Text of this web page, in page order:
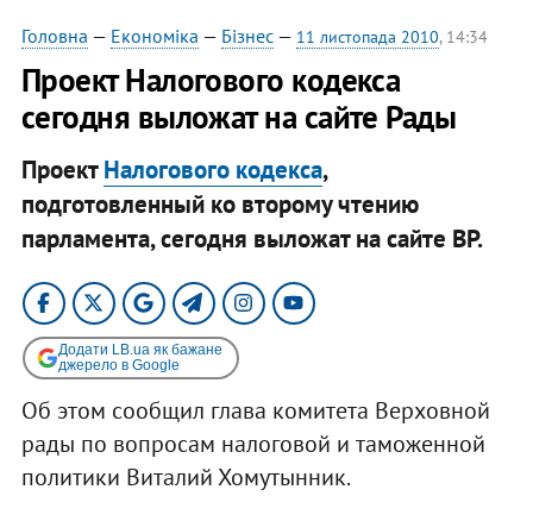
Головна — Економіка — Бізнес— 11 листопада 2010, 14:34
Проект Налогового кодекса
сегодня выложат на сайте Рады
ПроектНалогового кодекса,
подготовленный ко второму чтению
парламента, сегодня выложат на сайте ВР.​
Додати LB.ua як бажане
джерело в Google
Об этом сообщил глава комитета Верховной
рады по вопросам налоговой и таможенной
политики Виталий Хомутынник.